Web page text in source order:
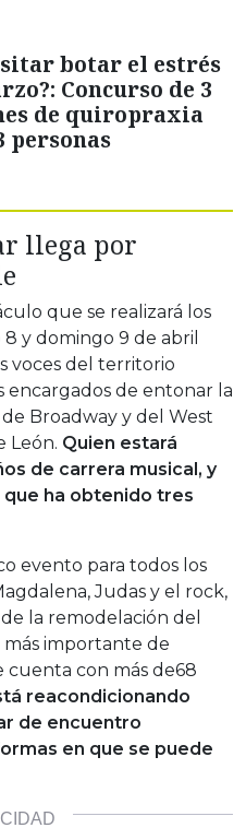
botar el estrés
Concurso de 3
de quiropraxia
personas
llega por
que se realizará los
y domingo 9 de abril
voces del territorio
encargados de entonar la
Broadway y del West
León. Quien estará
de carrera musical, y
que ha obtenido tres
evento para todos los
Judas y el rock,
la remodelación del
más importante de
cuenta con más de68
reacondicionando
de encuentro
en que se puede